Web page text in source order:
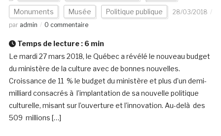
Monuments Musée Politique publique
28/03/2018
par admin 0 commentaire
Temps de lecture : 6 min
Le mardi 27 mars 2018, le Québec a révélé le nouveau budget
du ministère de la culture avec de bonnes nouvelles.
Croissance de 11 % le budget du ministère et plus d’un demi-
milliard consacrés à l’implantation de sa nouvelle politique
culturelle, misant sur l’ouverture et l’innovation. Au-delà des
509 millions […]